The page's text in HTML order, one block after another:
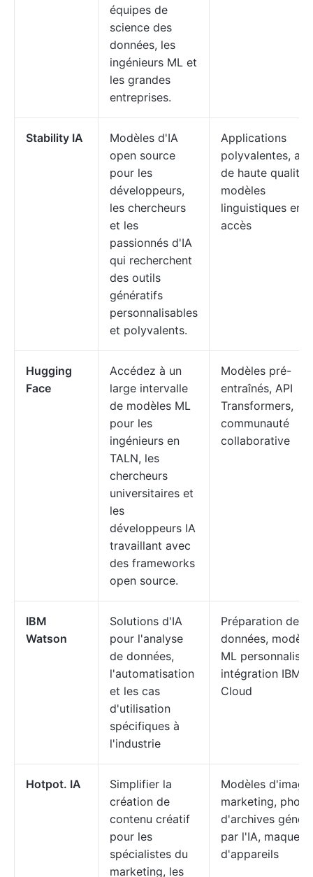
équipes de
science des
données, les
ingénieurs ML et
les grandes
entreprises.
Stability IA
Modèles d'IA
open source
pour les
développeurs,
les chercheurs
et les
passionnés d'IA
qui recherchent
des outils
génératifs
personnalisables
et polyvalents.
Applications
polyvalentes,
de haute qualité,
modèles
linguistiques en
accès
Hugging
Face
Accédez à un
large intervalle
de modèles ML
pour les
ingénieurs en
TALN, les
chercheurs
universitaires et
les
développeurs IA
travaillant avec
des frameworks
open source.
Modèles pré-
entraînés, API
Transformers,
communauté
collaborative
IBM
Watson
Solutions d'IA
pour l'analyse
de données,
l'automatisation
et les cas
d'utilisation
spécifiques à
l'industrie
Préparation des
données,
ML
intégration IBM
Cloud
Hotpot. IA
Simplifier la
création de
contenu créatif
pour les
spécialistes du
marketing, les
Modèles
marketing,
d'archives
par l'IA,
d'appareils